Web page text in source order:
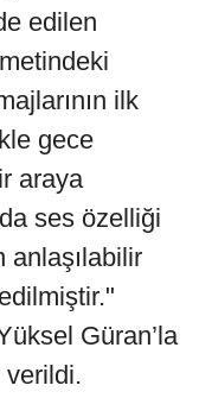
edilen
ilk
gece
araya
ses özelliği
anlaşılabilir
Güran’la